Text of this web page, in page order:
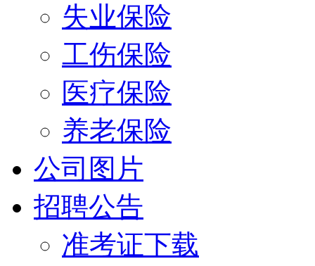
失业保险
工伤保险
医疗保险
养老保险
公司图片
招聘公告
准考证下载